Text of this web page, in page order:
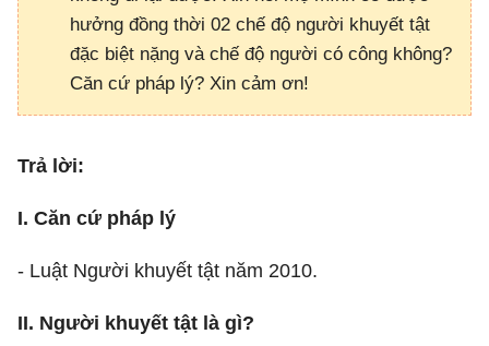
hưởng đồng thời 02 chế độ người khuyết tật
đặc biệt nặng và chế độ người có công không?
Căn cứ pháp lý? Xin cảm ơn!
Trả lời:
I. Căn cứ pháp lý
- Luật Người khuyết tật năm 2010.
II. Người khuyết tật là gì?